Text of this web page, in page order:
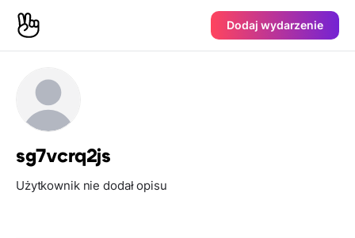
Dodaj wydarzenie
sg7vcrq2js
Użytkownik nie dodał opisu